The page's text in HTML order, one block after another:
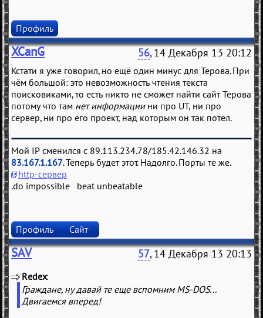
Профиль
XCanG 56, 14 Декабря 13 20:12
Кстати я уже говорил, но ещё один минус для Терова. При
чём большой: это невозможность чтения текста
поисковиками, то есть никто не сможет найти сайт Терова
потому что там нет информациини про UT, ни про
сервер, ни про его проект, над которым он так потел.
Мой IP сменился с 89.113.234.78/185.42.146.32 на
83.167.1.167. Теперь будет этот. Надолго. Порты те же.
http-сервер
.do impossible beat unbeatable
Профиль Сайт
SAV 57, 14 Декабря 13 20:13
Redex
Граждане, ну давай те еще вспомним MS-DOS...
Двигаемся вперед!